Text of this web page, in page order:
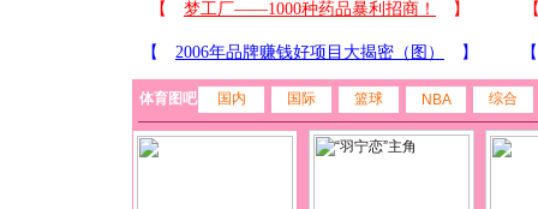
体育图吧 国内 国际 篮球 NBA 综合